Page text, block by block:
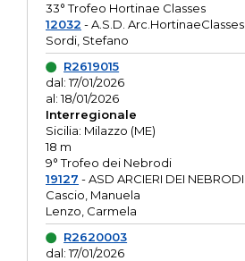
33° Trofeo Hortinae Classes
12032 - A.S.D. Arc.HortinaeClasses
Sordi, Stefano
R2619015
dal: 17/01/2026
al: 18/01/2026
Interregionale
Sicilia: Milazzo (ME)
18 m
9° Trofeo dei Nebrodi
19127 - ASD ARCIERI DEI NEBRODI
Cascio, Manuela
Lenzo, Carmela
R2620003
dal: 17/01/2026